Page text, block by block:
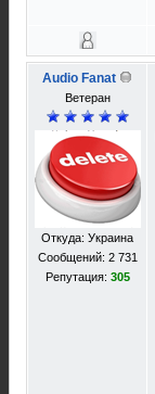
Audio Fanat
Ветеран
Откуда: Украина
Сообщений: 2 731
Репутация: 305